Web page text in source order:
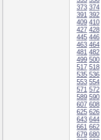
373 374
391 392
409 410
427 428
445 446
463 464
481 482
499 500
517 518
535 536
553 554
571 572
589 590
607 608
625 626
643 644
661 662
679 680